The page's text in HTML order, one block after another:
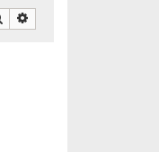
Rechercher